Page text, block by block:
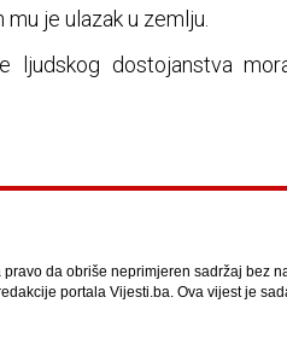
je ulazak u zemlju.
ljudskog dostojanstva
da obriše neprimjeren sadržaj bez
portala Vijesti.ba. Ova vijest je